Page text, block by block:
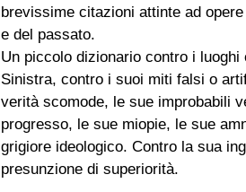
brevissime citazioni attinte ad
e del passato.
Un piccolo dizionario contro i luoghi
Sinistra, contro i suoi miti falsi o
verità scomode, le sue improbabili
progresso, le sue miopie, le sue
grigiore ideologico. Contro la sua
presunzione di superiorità.